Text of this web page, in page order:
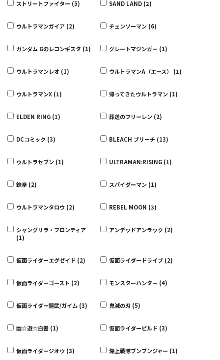
ストリートファイター (5) SAND LAND (2)
ウルトラマンガイア (2) チェンソーマン (6)
ガンダム Gのレコンギスタ (1) グレートマジンガー (1)
ウルトラマンレオ (1) ウルトラマンA（エース） (1)
ウルトラマンX (1) 帰ってきたウルトラマン (1)
ELDEN RING (1) 葬送のフリーレン (2)
DCコミック (3) BLEACH ブリーチ (13)
ウルトラセブン (1) ULTRAMAN:RISING (1)
鉄拳 (2) スパイダーマン (1)
ウルトラマンタロウ (2) REBEL MOON (3)
シャングリラ・フロンティア
(1)
アンデッドアンラック (2)
仮面ライダーエグゼイド (2) 仮面ライダードライブ (2)
仮面ライダーゴースト (2) モンスターハンター (4)
仮面ライダー鎧武/ガイム (3) 鬼滅の刃 (5)
幽☆遊☆白書 (1) 仮面ライダービルド (3)
仮面ライダージオウ (3) 爆上戦隊ブンブンジャー (1)